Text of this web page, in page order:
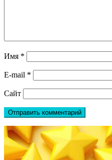
Имя *
E-mail *
Сайт